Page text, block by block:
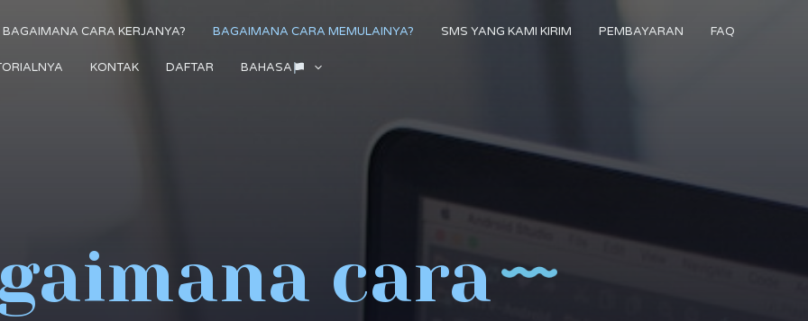
BAGAIMANA CARA KERJANYA? BAGAIMANA CARA MEMULAINYA? SMS YANG KAMI KIRIM PEMBAYARAN FAQ
KONTAK DAFTAR BAHASA
cara